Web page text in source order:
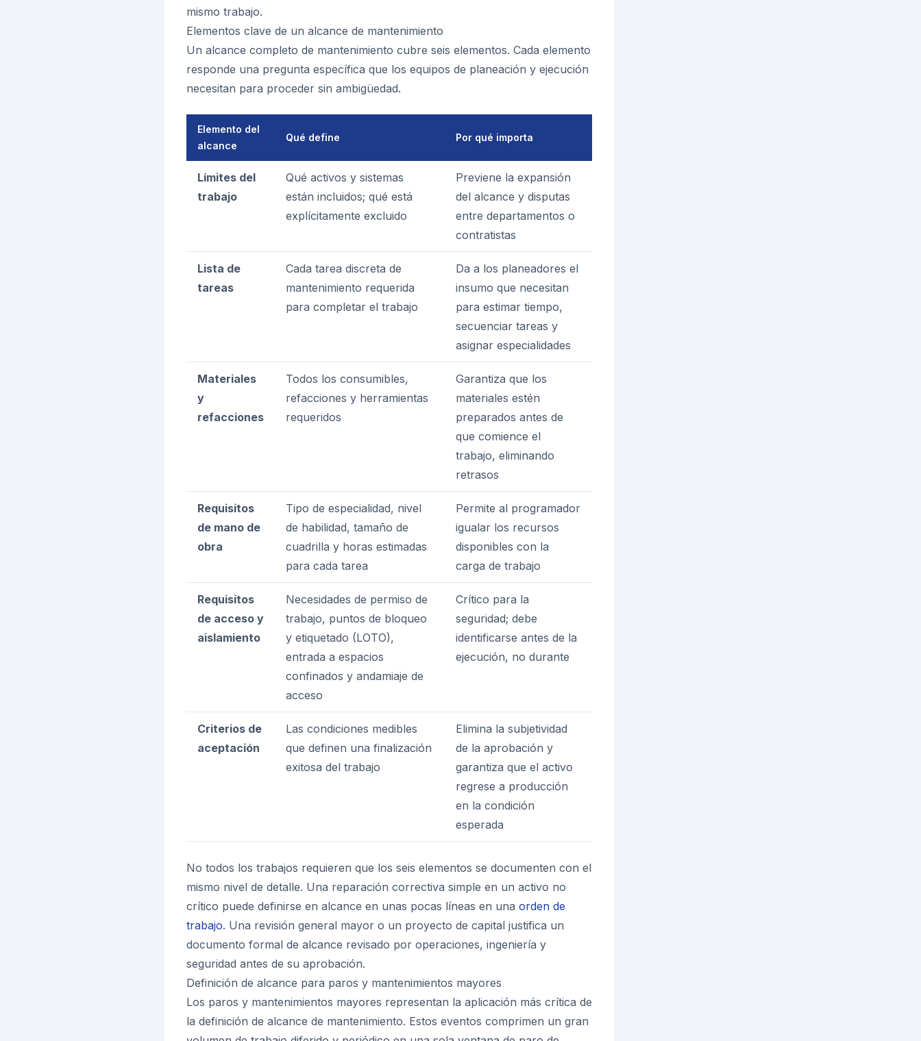
mismo trabajo.
Elementos clave de un alcance de mantenimiento
Un alcance completo de mantenimiento cubre seis elementos. Cada elemento
responde una pregunta específica que los equipos de planeación y ejecución
necesitan para proceder sin ambigüedad.
Elemento del
alcance
Qué define Por qué importa
Límites del
trabajo
Qué activos y sistemas
están incluidos; qué está
explícitamente excluido
Previene la expansión
del alcance y disputas
entre departamentos o
contratistas
Lista de
tareas
Cada tarea discreta de
mantenimiento requerida
para completar el trabajo
Da a los planeadores el
insumo que necesitan
para estimar tiempo,
secuenciar tareas y
asignar especialidades
Materiales
y
refacciones
Todos los consumibles,
refacciones y herramientas
requeridos
Garantiza que los
materiales estén
preparados antes de
que comience el
trabajo, eliminando
retrasos
Requisitos
de mano de
obra
Tipo de especialidad, nivel
de habilidad, tamaño de
cuadrilla y horas estimadas
para cada tarea
Permite al programador
igualar los recursos
disponibles con la
carga de trabajo
Requisitos
de acceso y
aislamiento
Necesidades de permiso de
trabajo, puntos de bloqueo
y etiquetado (LOTO),
entrada a espacios
confinados y andamiaje de
acceso
Crítico para la
seguridad; debe
identificarse antes de la
ejecución, no durante
Criterios de
aceptación
Las condiciones medibles
que definen una finalización
exitosa del trabajo
Elimina la subjetividad
de la aprobación y
garantiza que el activo
regrese a producción
en la condición
esperada
No todos los trabajos requieren que los seis elementos se documenten con el
mismo nivel de detalle. Una reparación correctiva simple en un activo no
crítico puede definirse en alcance en unas pocas líneas en una orden de
trabajo. Una revisión general mayor o un proyecto de capital justifica un
documento formal de alcance revisado por operaciones, ingeniería y
seguridad antes de su aprobación.
Definición de alcance para paros y mantenimientos mayores
Los paros y mantenimientos mayores representan la aplicación más crítica de
la definición de alcance de mantenimiento. Estos eventos comprimen un gran